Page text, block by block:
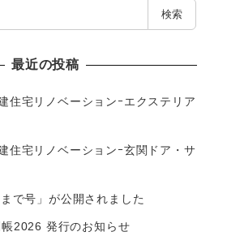
検索
最近の投稿
宅リノベーションｰエクステリア
宅リノベーションｰ玄関ドア・サ
で号」が公開されました
帳2026 発行のお知らせ